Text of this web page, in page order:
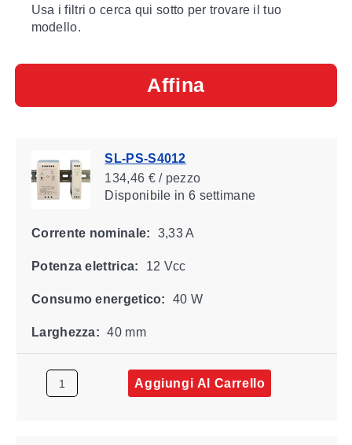
Usa i filtri o cerca qui sotto per trovare il tuo
modello.
Affina
SL-PS-S4012
134,46 € / pezzo
Disponibile in 6 settimane
Corrente nominale: 3,33 A
Potenza elettrica: 12 Vcc
Consumo energetico: 40 W
Larghezza: 40 mm
Aggiungi Al Carrello